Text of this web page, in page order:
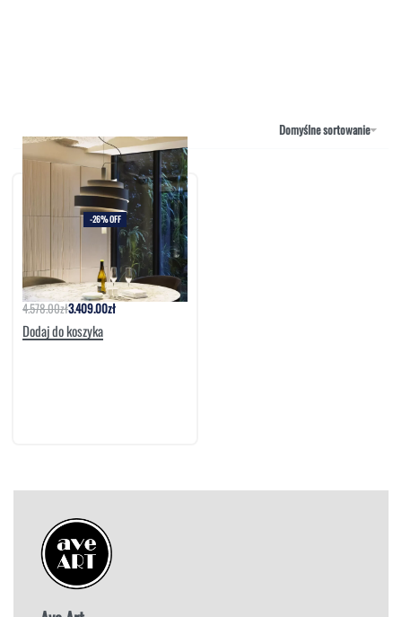
STOLIKI
SZAFKI I KOMODY
Domyślne sortowanie
-26% OFF
Lampa Piola Marset
4.578.00zł3.409.00zł
Dodaj do koszyka